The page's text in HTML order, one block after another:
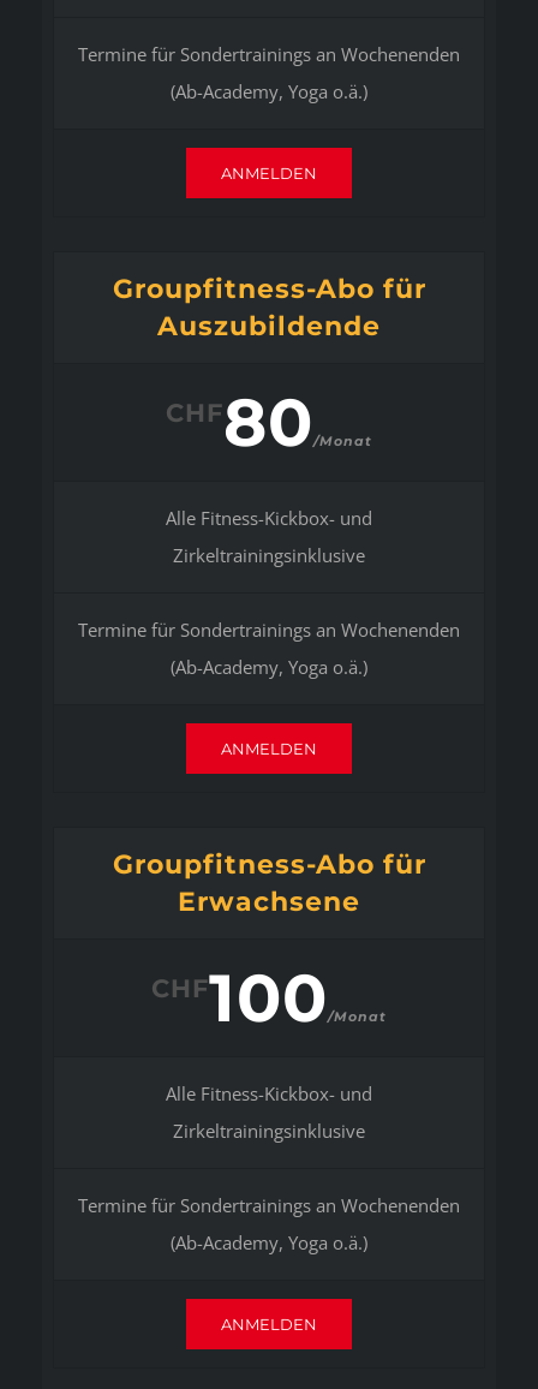
Termine für Sondertrainings an Wochenenden
(Ab-Academy, Yoga o.ä.)
ANMELDEN
Groupfitness-Abo für
Auszubildende
CHF80/Monat
Alle Fitness-Kickbox- und
Zirkeltrainingsinklusive
Termine für Sondertrainings an Wochenenden
(Ab-Academy, Yoga o.ä.)
ANMELDEN
Groupfitness-Abo für
Erwachsene
CHF100/Monat
Alle Fitness-Kickbox- und
Zirkeltrainingsinklusive
Termine für Sondertrainings an Wochenenden
(Ab-Academy, Yoga o.ä.)
ANMELDEN